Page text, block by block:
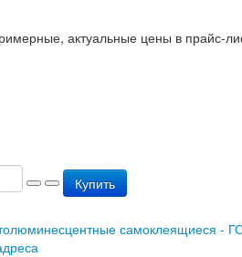
актуальные цены в прайс-
Купить
самоклеящиеся -